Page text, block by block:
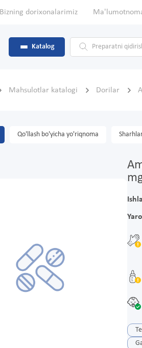
Bizning dorixonalarimiz
Katalog
Mahsulotlar katalogi Dorilar
Qo'llash bo'yicha yo'riqnoma